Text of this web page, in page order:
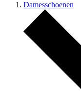
Damesschoenen